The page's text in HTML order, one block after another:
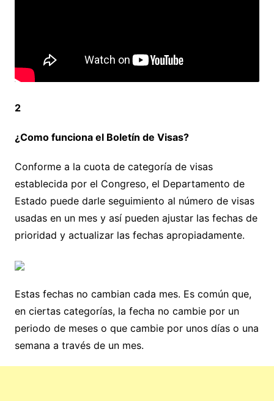
2
¿Como funciona el Boletín de Visas?
Conforme a la cuota de categoría de visas
establecida por el Congreso, el Departamento de
Estado puede darle seguimiento al número de visas
usadas en un mes y así pueden ajustar las fechas de
prioridad y actualizar las fechas apropiadamente.
Estas fechas no cambian cada mes. Es común que,
en ciertas categorías, la fecha no cambie por un
periodo de meses o que cambie por unos días o una
semana a través de un mes.